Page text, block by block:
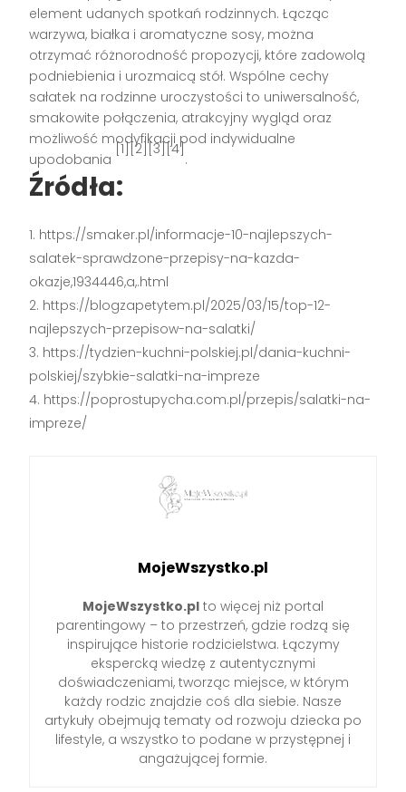
element udanych spotkań rodzinnych. Łącząc
warzywa, białka i aromatyczne sosy, można
otrzymać różnorodność propozycji, które zadowolą
podniebienia i urozmaicą stół. Wspólne cechy
sałatek na rodzinne uroczystości to uniwersalność,
smakowite połączenia, atrakcyjny wygląd oraz
możliwość modyfikacji pod indywidualne
upodobania
[1][2][3][4]
.
Źródła:
https://smaker.pl/informacje-10-najlepszych-
salatek-sprawdzone-przepisy-na-kazda-
okazje,1934446,a,.html
https://blogzapetytem.pl/2025/03/15/top-12-
najlepszych-przepisow-na-salatki/
https://tydzien-kuchni-polskiej.pl/dania-kuchni-
polskiej/szybkie-salatki-na-impreze
https://poprostupycha.com.pl/przepis/salatki-na-
impreze/
MojeWszystko.pl
MojeWszystko.pl to więcej niż portal
parentingowy – to przestrzeń, gdzie rodzą się
inspirujące historie rodzicielstwa. Łączymy
ekspercką wiedzę z autentycznymi
doświadczeniami, tworząc miejsce, w którym
każdy rodzic znajdzie coś dla siebie. Nasze
artykuły obejmują tematy od rozwoju dziecka po
lifestyle, a wszystko to podane w przystępnej i
angażującej formie.